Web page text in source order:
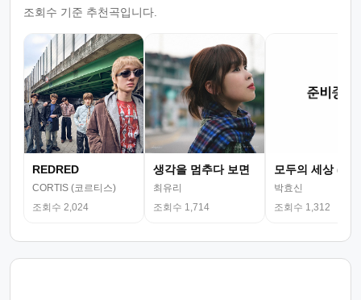
조회수 기준 추천곡입니다.
REDRED
CORTIS (코르티스)
조회수 2,024
생각을 멈추다 보면
최유리
조회수 1,714
모두의 세상 (뮤
박효신
조회수 1,312